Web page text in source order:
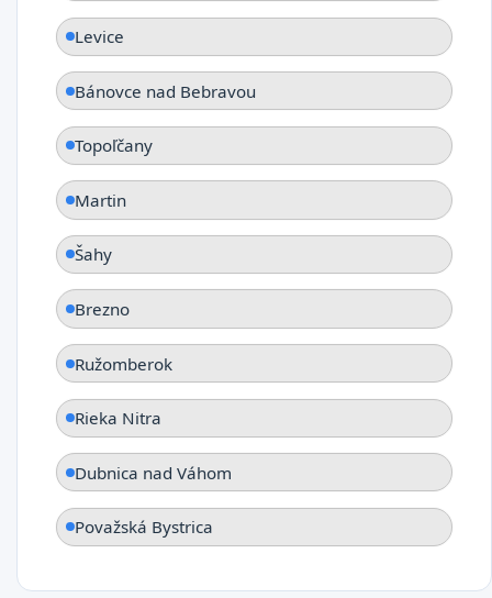
Levice
Bánovce nad Bebravou
Topoľčany
Martin
Šahy
Brezno
Ružomberok
Rieka Nitra
Dubnica nad Váhom
Považská Bystrica